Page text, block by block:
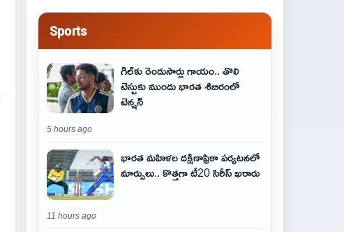
Sports
గిల్‌కు రెండుసార్లు గాయం.. తొలి
టెస్టుకు ముందు భారత శిబిరంలో
టెన్షన్
5 hours ago
భారత మహిళల దక్షిణాఫ్రికా పర్యటనలో
మార్పులు.. కొత్తగా టీ20 సిరీస్ ఖరారు
11 hours ago